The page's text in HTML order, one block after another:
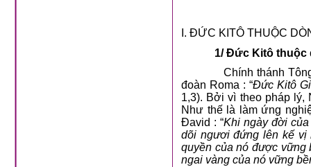
I. ĐỨC KITÔ THUỘC
1/ Đức Kitô thuộc
Chính thánh Tông Đồ
đoàn Roma : “Đức Kitô
1,3). Bởi vì theo pháp lý,
Như thế là làm ứng
Đavid : “Khi ngày đời
dõi ngươi đứng lên kế vị
quyền của nó được vững
ngai vàng của nó vững